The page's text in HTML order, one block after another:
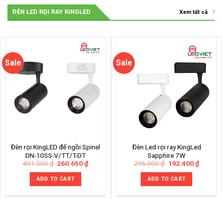
ĐÈN LED RỌI RAY KINGLED Xem tất cả
Sale
Đèn rọi KingLED đế ngồi Spinel
DN-10SS-V/TT/T-DT
401.000₫ Original
was:
401.000 ₫.
260.650₫Current
ADD TO CART
Sale
Đèn Led rọi ray KingLed
Sapphire 7W
296.000₫ Original
was:
296.000 ₫.
192.400₫Current
ADD TO CART